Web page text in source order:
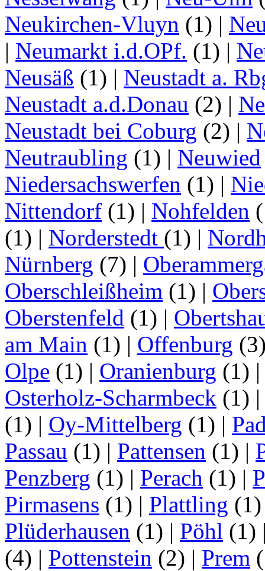
Neukirchen-Vluyn (1) |
| Neumarkt i.d.OPf. (1) |
Neusäß (1) | Neustadt a.
Neustadt a.d.Donau (2) |
Neustadt bei Coburg (2) |
Neutraubling (1) | Neuwied
Niedersachswerfen (1) |
Nittendorf (1) | Nohfelden
(1) | Norderstedt (1) |
Nürnberg (7) |
Oberschleißheim (1) |
Oberstenfeld (1) |
am Main (1) | Offenburg
Olpe (1) | Oranienburg (1)
Osterholz-Scharmbeck (1)
(1) | Oy-Mittelberg (1) |
Passau (1) | Pattensen (1) |
Penzberg (1) | Perach (1) |
Pirmasens (1) | Plattling
Plüderhausen (1) | Pöhl (1)
(4) | Pottenstein (2) | Prem